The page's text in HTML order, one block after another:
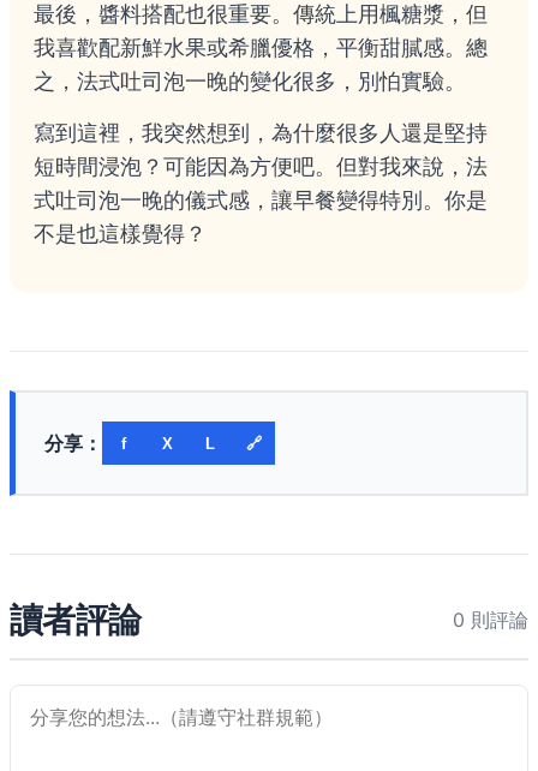
最後，醬料搭配也很重要。傳統上用楓糖漿，但
我喜歡配新鮮水果或希臘優格，平衡甜膩感。總
之，法式吐司泡一晚的變化很多，別怕實驗。
寫到這裡，我突然想到，為什麼很多人還是堅持
短時間浸泡？可能因為方便吧。但對我來說，法
式吐司泡一晚的儀式感，讓早餐變得特別。你是
不是也這樣覺得？
分享： f X L 🔗
讀者評論 0 則評論